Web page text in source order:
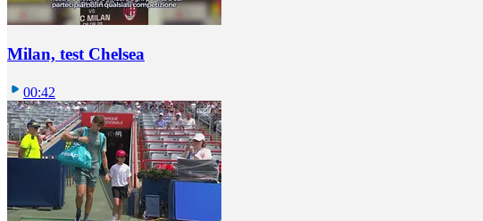
Milan, test Chelsea
00:42